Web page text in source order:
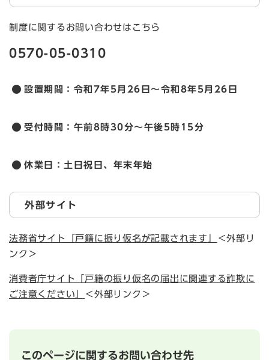
制度に関するお問い合わせはこちら
0570-05-0310
設置期間：令和7年5月26日～令和8年5月26日
受付時間：午前8時30分～午後5時15分
休業日：土日祝日、年末年始
外部サイト
法務省サイト「戸籍に振り仮名が記載されます」
＜外部リ
ンク＞
消費者庁サイト「戸籍の振り仮名の届出に関連する詐欺に
ご注意ください」
＜外部リンク＞
このページに関するお問い合わせ先